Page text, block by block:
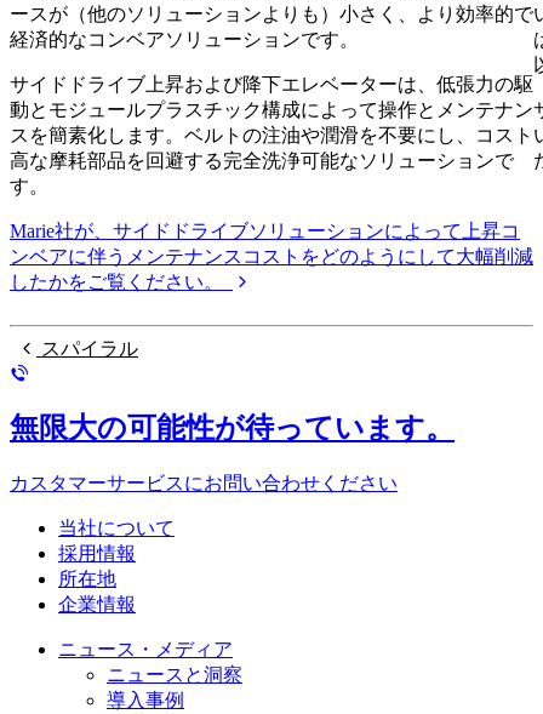
ースが（他のソリューションよりも）小さく、より効率的で
経済的なコンベアソリューションです。
サイドドライブ上昇および降下エレベーターは、低張力の駆
動とモジュールプラスチック構成によって操作とメンテナン
スを簡素化します。ベルトの注油や潤滑を不要にし、コスト
高な摩耗部品を回避する完全洗浄可能なソリューションで
す。
Marie社が、サイドドライブソリューションによって上昇コ
ンベアに伴うメンテナンスコストをどのようにして大幅削減
したかをご覧ください。
スパイラル
無限大の可能性が待っています。
カスタマーサービスにお問い合わせください
当社について
採用情報
所在地
企業情報
ニュース・メディア
ニュースと洞察
導入事例